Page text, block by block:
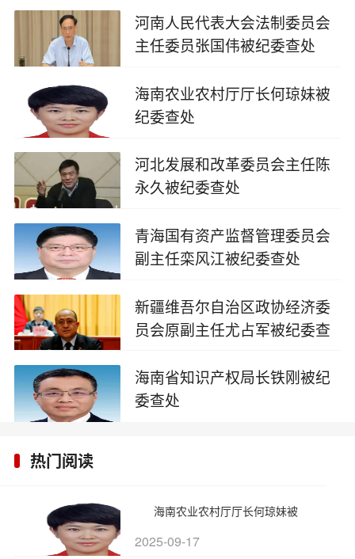
河南人民代表大会法制委员会
主任委员张国伟被纪委查处
海南农业农村厅厅长何琼妹被
纪委查处
河北发展和改革委员会主任陈
永久被纪委查处
青海国有资产监督管理委员会
副主任栾风江被纪委查处
新疆维吾尔自治区政协经济委
员会原副主任尤占军被纪委查
海南省知识产权局长铁刚被纪
委查处
热门阅读
海南农业农村厅厅长何琼妹被
2025-09-17